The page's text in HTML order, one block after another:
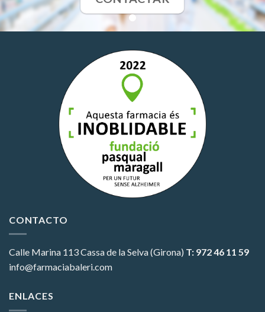
CONTACTO
Calle Marina 113Cassa de la Selva (Girona) T: 972 46 11 59
info@farmaciabaleri.com
ENLACES